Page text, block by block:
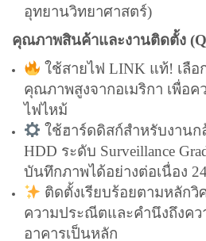
อุทยานวิทยาศาสตร์)
คุณภาพสินค้าและงานติดตั้ง
ใช้สายไฟ LINK แท้! เลื
คุณภาพสูงจากอเมริกา เพื่อ
ไฟไหม้
ใช้ฮาร์ดดิสก์สำหรับงานก
HDD ระดับ Surveillance
บันทึกภาพได้อย่างต่อเนื่อง
ติดตั้งเรียบร้อยตามหลักวิ
ความประณีตและคำนึงถึงคว
อาคารเป็นหลัก